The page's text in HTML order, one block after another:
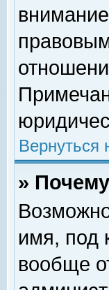
Вернуться
»
имя, под
вообще